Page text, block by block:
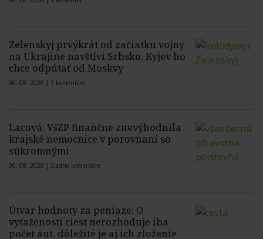
Zelenskyj prvýkrát od začiatku vojny
na Ukrajine navštívi Srbsko, Kyjev ho
chce odpútať od Moskvy
06. 08. 2026 | 3 komentáre
Lacová: VšZP finančne znevýhodnila
krajské nemocnice v porovnaní so
súkromnými
06. 08. 2026 | Žiadne komentáre
Útvar hodnoty za peniaze: O
vyťaženosti ciest nerozhoduje iba
počet áut, dôležité je aj ich zloženie